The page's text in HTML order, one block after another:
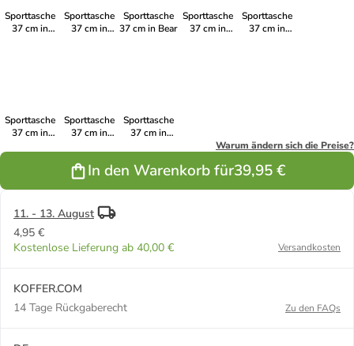
Sporttasche
37 cm in
Sporttasche
37 cm in
Sporttasche
37 cm in Bear
Sporttasche
37 cm in
Sporttasche
37 cm in
Sporttasche
37 cm in
Sporttasche
37 cm in
Sporttasche
37 cm in
Warum ändern sich die Preise?
In den Warenkorb für39,95 €
11. - 13. August
4,95 €
Kostenlose Lieferung ab 40,00 €
Versandkosten
KOFFER.COM
14 Tage Rückgaberecht
Zu den FAQs